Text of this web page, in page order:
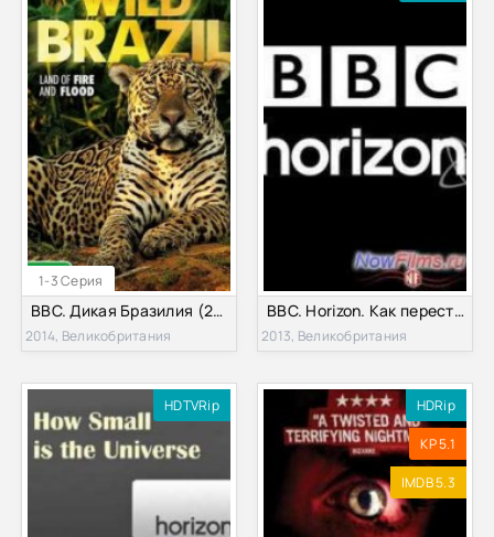
1-3 Серия
BBC. Дикая Бразилия (2014)
2014, Великобритания
BBC. Horizon. Как перестать тревожиться и стать счастливым? (2013)
2013, Великобритания
HDTVRip HDRip
KP 5.1
IMDB 5.3